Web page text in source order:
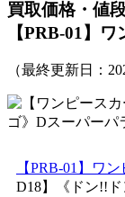
買取価格・値
【PRB-01】
（最終更新日：
【PRB-01】ワ
D18】《ドン!!